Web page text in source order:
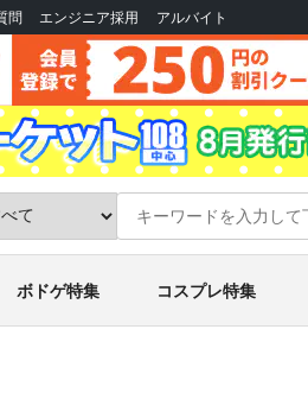
問 エンジニア採用 アルバイト
ボドゲ特集 コスプレ特集